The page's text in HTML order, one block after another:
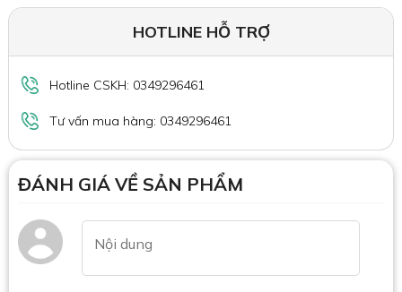
HOTLINE HỖ TRỢ
Hotline CSKH: 0349296461
Tư vấn mua hàng: 0349296461
ĐÁNH GIÁ VỀ SẢN PHẨM